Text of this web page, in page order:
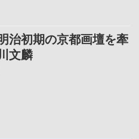
治初期の京都画壇を牽
文麟